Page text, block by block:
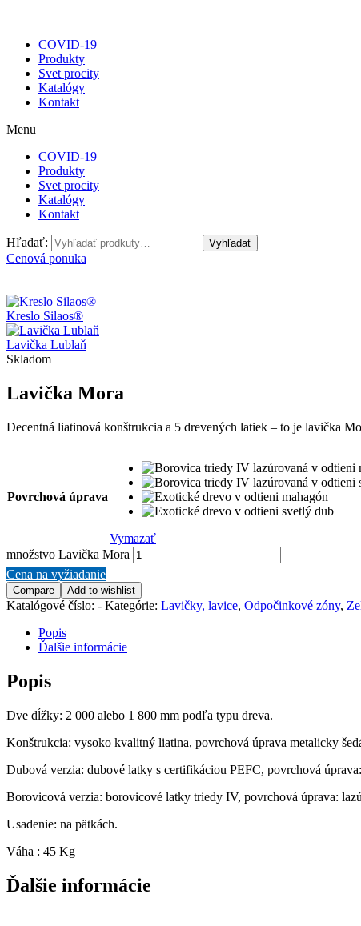
COVID-19
Produkty
Svet procity
Katalógy
Kontakt
Menu
COVID-19
Produkty
Svet procity
Katalógy
Kontakt
Hľadať: Vyhľadať
Cenová ponuka
Kreslo Silaos®
Lavička Lublaň
Skladom
Lavička Mora
Decentná liatinová konštrukcia a 5 drevených latiek – to je lavička
Povrchová úprava
Vymazať
množstvo Lavička Mora
Cena na vyžiadanie
Compare Add to wishlist
Katalógové číslo: - Kategórie: Lavičky, lavice, Odpočinkové zóny,
Popis
Ďalšie informácie
Popis
Dve dĺžky: 2 000 alebo 1 800 mm podľa typu dreva.
Konštrukcia: vysoko kvalitný liatina, povrchová úprava metalicky
Dubová verzia: dubové latky s certifikáciou PEFC, povrchová
Borovicová verzia: borovicové latky triedy IV, povrchová úprava:
Usadenie: na pätkách.
Váha : 45 Kg
Ďalšie informácie